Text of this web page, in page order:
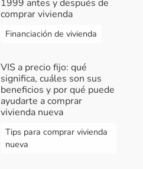
1999 antes y después de
comprar vivienda
Financiación de vivienda
VIS a precio fijo: qué
significa, cuáles son sus
beneficios y por qué puede
ayudarte a comprar
vivienda nueva
Tips para comprar vivienda
nueva